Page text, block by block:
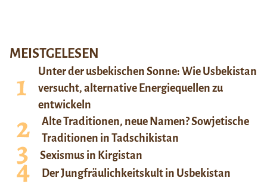
MEISTGELESEN
Unter der usbekischen Sonne: Wie Usbekistan
versucht, alternative Energiequellen zu
entwickeln
Alte Traditionen, neue Namen? Sowjetische
Traditionen in Tadschikistan
Sexismus in Kirgistan
Der Jungfräulichkeitskult in Usbekistan